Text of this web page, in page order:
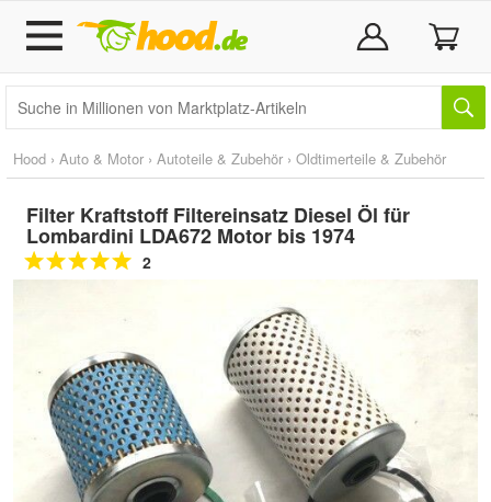
Hood › Auto & Motor › Autoteile & Zubehör › Oldtimerteile & Zubehör
Filter Kraftstoff Filtereinsatz Diesel Öl für
Lombardini LDA672 Motor bis 1974
2